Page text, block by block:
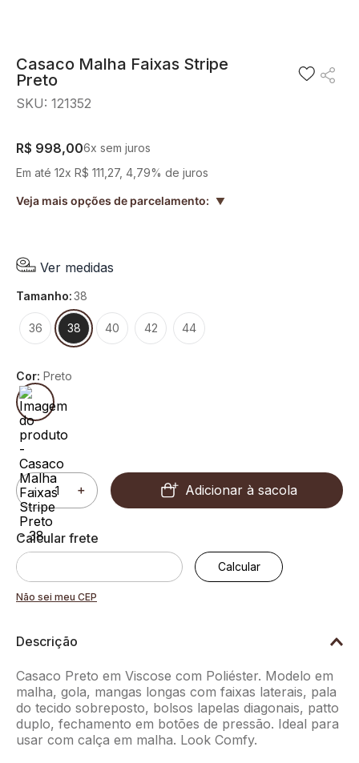
Casaco Malha Faixas Stripe
Preto
SKU: 121352
R$ 998,006x sem juros
Em até 12x R$ 111 27, 4,79% de juros
Veja mais opções de parcelamento: ▲
Ver medidas
tamanho:38
36 38 40 42 44
Cor: Preto
＋
－ Adicionar à sacola
Não sei meu CEP
Descrição
Casaco Preto em Viscose com Poliéster. Modelo em
malha, gola, mangas longas com faixas laterais, pala
do tecido sobreposto, bolsos lapelas diagonais, patto
duplo, fechamento em botões de pressão. Ideal para
usar com calça em malha. Look Comfy.
10º pesponto verde sage